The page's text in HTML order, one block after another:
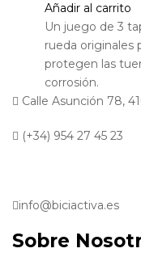
Añadir al carrito
Un juego de 3
rueda originales
protegen las
corrosión.
Calle Asunción 78,
(+34) 954 27 45 23
info@biciactiva.es
Sobre